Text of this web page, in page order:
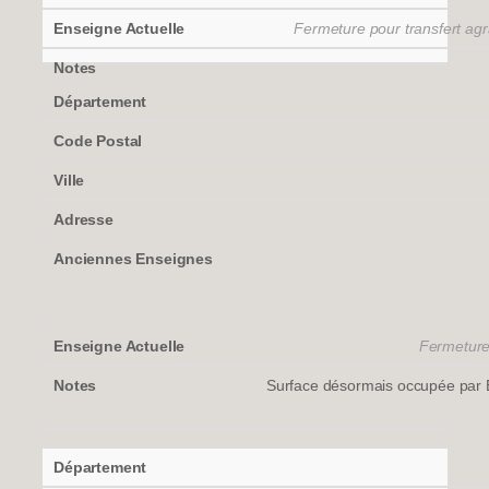
Fermeture pour transfert
Surface désormais occupée par